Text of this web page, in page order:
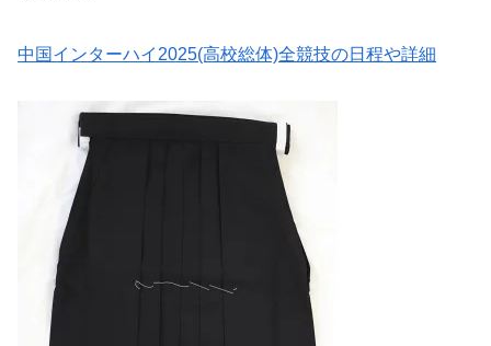
中国インターハイ2025(高校総体)全競技の日程や詳細